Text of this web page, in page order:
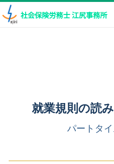
就業規則の読
パートタ